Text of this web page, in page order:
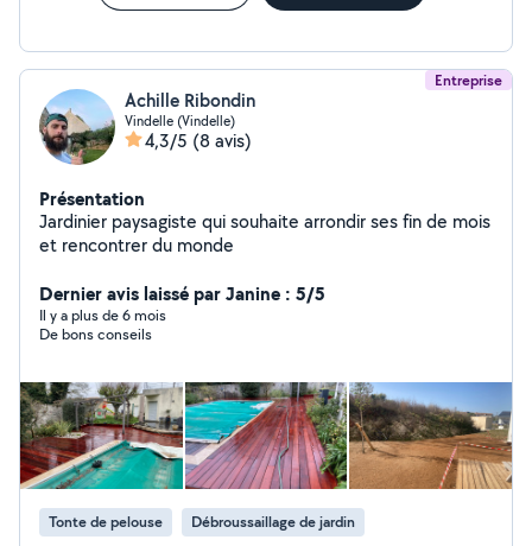
Entreprise
Achille Ribondin
Vindelle (Vindelle)
4,3/5 (8 avis)
Présentation
Jardinier paysagiste qui souhaite arrondir ses fin de mois
et rencontrer du monde
Dernier avis laissé par Janine : 5/5
Il y a plus de 6 mois
De bons conseils
Tonte de pelouse Débroussaillage de jardin